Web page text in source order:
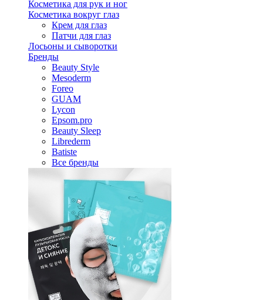
Косметика для рук и ног
Косметика вокруг глаз
Крем для глаз
Патчи для глаз
Лосьоны и сыворотки
Бренды
Beauty Style
Mesoderm
Foreo
GUAM
Lycon
Epsom.pro
Beauty Sleep
Librederm
Batiste
Все бренды